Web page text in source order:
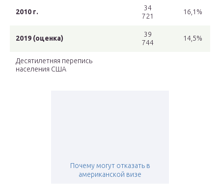
2010 г.
34
721
16,1%
2019 (оценка)
39
744
14,5%
Десятилетняя перепись
населения США
Почему могут отказать в
американской визе